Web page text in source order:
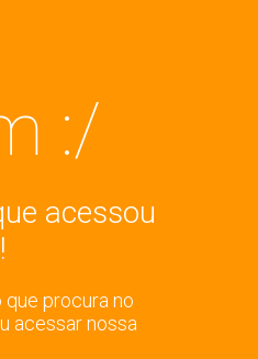
:/
acessou
que procura no
acessar nossa